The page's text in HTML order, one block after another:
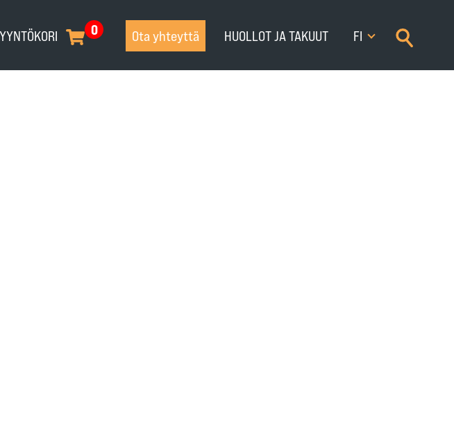
0 Ota yhteyttä HUOLLOT JA TAKUUT FI